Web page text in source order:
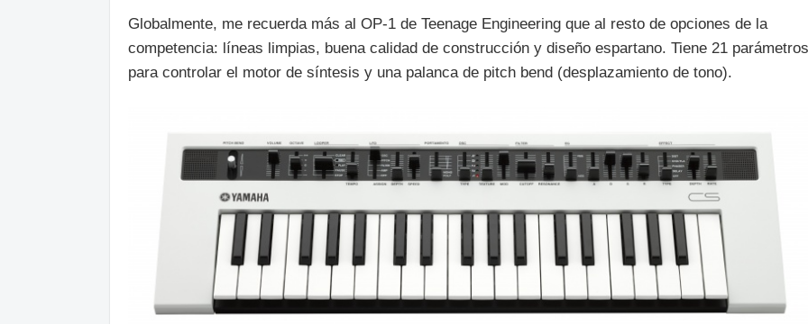
Globalmente, me recuerda más al OP-1 de Teenage Engineering que al resto de opciones de la
competencia: líneas limpias, buena calidad de construcción y diseño espartano. Tiene 21 parámetros
para controlar el motor de síntesis y una palanca de pitch bend (desplazamiento de tono).